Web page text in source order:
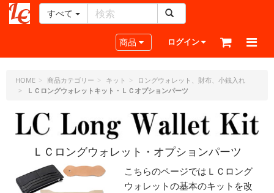
ー
ラ
フ
ド
ッ
ー
すべて
Toggle navigation
商品 ログイン
HOME 商品カテゴリー キット
ロングウォレット、財布、小銭入れ
ＬＣロングウォレットキット・ＬＣオプションパーツ
ＬＣロングウォレット・オプションパーツ
こちらのページではＬＣロング
ウォレットの基本のキットを改